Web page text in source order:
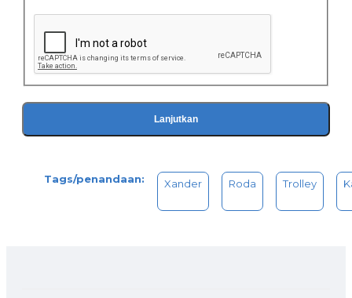
Lanjutkan
Tags/penandaan: Xander Roda Trolley